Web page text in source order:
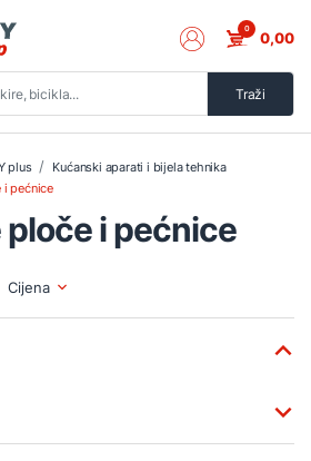
Traži
0 0,00
plus
Kućanski aparati i bijela tehnika
i pećnice
i pećnice
Cijena